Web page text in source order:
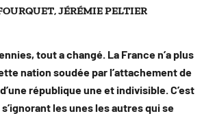
,JÉRÉMIE PELTIER
tout a changé. La France n’a plus
nation soudée par l’attachement de
république une et indivisible. C’est
les unes les autres qui se